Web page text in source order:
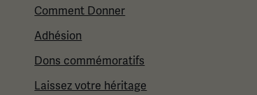
Comment Donner
Adhésion
Dons commémoratifs
Laissez votre héritage